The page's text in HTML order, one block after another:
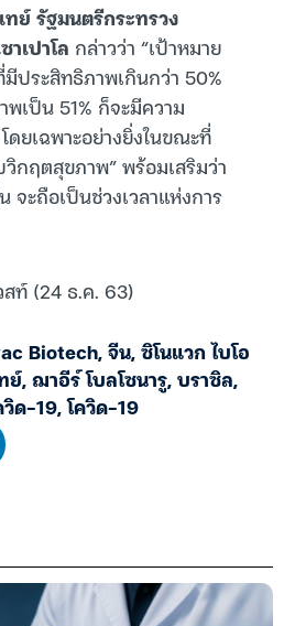
ย์ รัฐมนตรีกระทรวง
เปาโล กล่าวว่า “เป้าหมาย
ประสิทธิภาพเกินกว่า 50%
เป็น 51% ก็จะมีความ
ดยเฉพาะอย่างยิ่งในขณะที่
กฤตสุขภาพ” พร้อมเสริมว่า
จะถือเป็นช่วงเวลาแห่งการ
สท์ (24 ธ.ค. 63)
Biotech,จีน,ซิโนแวก ไบโอ
ย์,ฌาอีร์ โบลโซนารู,บราซิล,
ด-19,โควิด-19